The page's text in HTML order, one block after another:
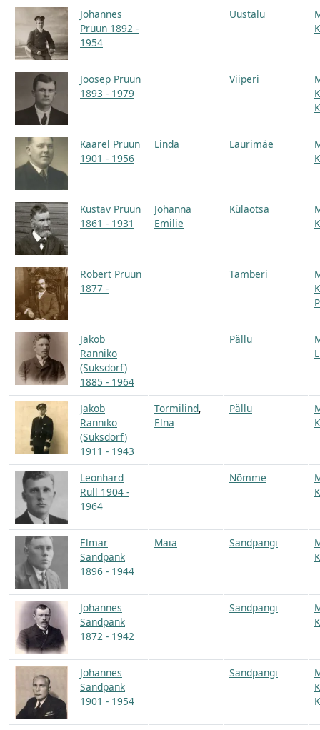
Johannes
Pruun 1892 -
1954
Uustalu
Joosep Pruun
1893 - 1979
Viiperi
Kaarel Pruun
1901 - 1956
Linda Laurimäe
Kustav Pruun
1861 - 1931
Johanna
Emilie
Külaotsa
Robert Pruun
1877 -
Tamberi
Jakob
Ranniko
(Suksdorf)
1885 - 1964
Pällu
Jakob
Ranniko
(Suksdorf)
1911 - 1943
Tormilind,
Elna
Pällu
Leonhard
Rull 1904 -
1964
Nõmme
Elmar
Sandpank
1896 - 1944
Maia Sandpangi
Johannes
Sandpank
1872 - 1942
Sandpangi
Johannes
Sandpank
1901 - 1954
Sandpangi